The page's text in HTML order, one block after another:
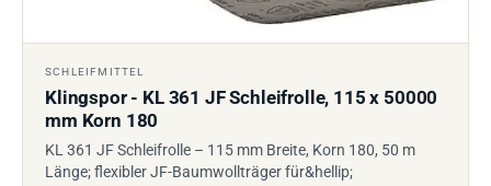
SCHLEIFMITTEL
Klingspor - KL 361 JF Schleifrolle, 115 x 50000
mm Korn 180
KL 361 JF Schleifrolle – 115 mm Breite, Korn 180, 50 m
Länge; flexibler JF-Baumwollträger für&hellip;